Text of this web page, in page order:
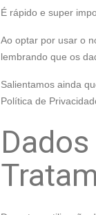
É rápido e super
Ao optar por usar o
lembrando que os
Salientamos ainda
Política de